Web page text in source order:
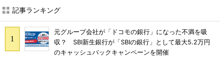
記事ランキング
元グループ会社が「ドコモの銀行」になった不満を吸
収？ SBI新生銀行が「SBIの銀行」として最大5.2万円
のキャッシュバックキャンペーンを開催